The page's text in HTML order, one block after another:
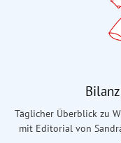
Täglicher Überblick zu
mit Editorial von